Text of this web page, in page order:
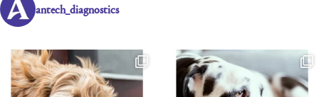
antech_diagnostics